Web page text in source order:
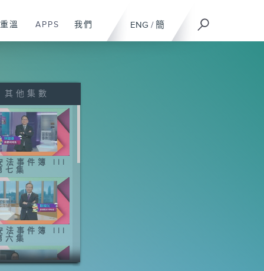
ENG / 簡
重溫 APPS 我們
其他集數
法事件簿 III
七集
法事件簿 III
六集